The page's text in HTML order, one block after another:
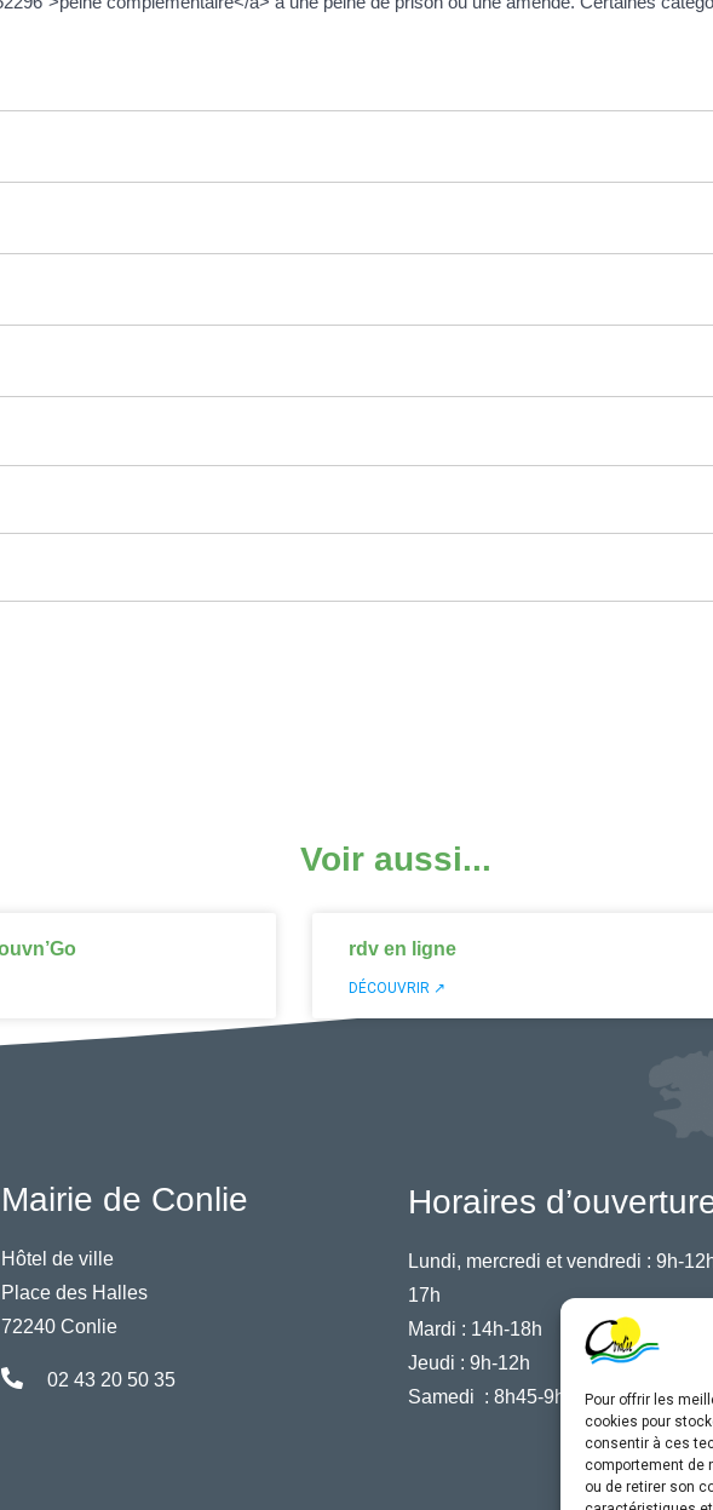
Pour offrir les
cookies pour
consentir à ces
comportement de
ou de retirer son
Voir aussi...
rdv en ligne
DÉCOUVRIR ↗
Mairie de Conlie
Hôtel de ville
Place des Halles
72240 Conlie
02 43 20 50 35
Horaires
Lundi, mercredi et vendredi : 9h-
17h
Mardi : 14h-18h
Jeudi : 9h-12h
Samedi : 8h45-9h45